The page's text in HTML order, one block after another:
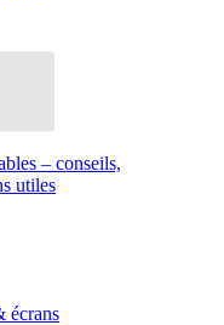
– conseils,
utiles
écrans